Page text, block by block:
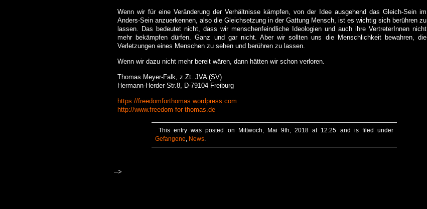
Wenn wir für eine Veränderung der Verhältnisse kämpfen, von der Idee ausgehend das Gleich-Sein im
Anders-Sein anzuerkennen, also die Gleichsetzung in der Gattung Mensch, ist es wichtig sich berühren zu
lassen. Das bedeutet nicht, dass wir menschenfeindliche Ideologien und auch ihre VertreterInnen nicht
mehr bekämpfen dürfen. Ganz und gar nicht. Aber wir sollten uns die Menschlichkeit bewahren, die
Verletzungen eines Menschen zu sehen und berühren zu lassen.
Wenn wir dazu nicht mehr bereit wären, dann hätten wir schon verloren.
Thomas Meyer-Falk, z.Zt. JVA (SV)
Hermann-Herder-Str.8, D-79104 Freiburg
https://freedomforthomas.wordpress.com
http://www.freedom-for-thomas.de
This entry was posted on Mittwoch, Mai 9th, 2018 at 12:25 and is filed under
Gefangene
News
-->